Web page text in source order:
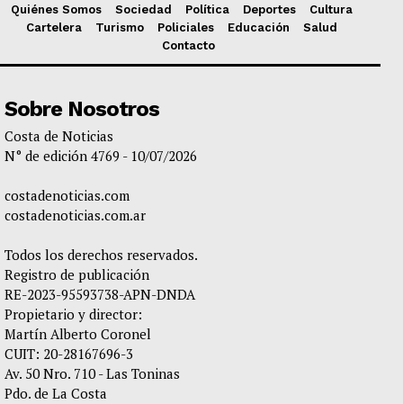
Quiénes Somos Sociedad Política Deportes
Cultura
Cartelera
Turismo Policiales Educación
Salud
Contacto
Sobre Nosotros
Costa de Noticias
N° de edición 4769 - 10/07/2026
costadenoticias.com
costadenoticias.com.ar
Todos los derechos reservados.
Registro de publicación
RE-2023-95593738-APN-DNDA
Propietario y director:
Martín Alberto Coronel
CUIT: 20-28167696-3
Av. 50 Nro. 710 - Las Toninas
Pdo. de La Costa